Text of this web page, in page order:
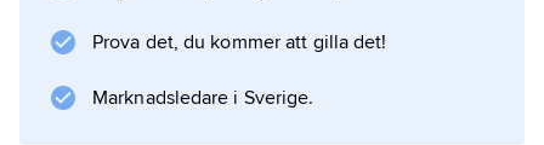
Prova det, du kommer att gilla det!
Marknadsledare i Sverige.